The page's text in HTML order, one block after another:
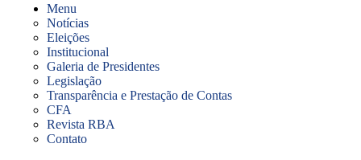
Menu
Notícias
Eleições
Institucional
Galeria de Presidentes
Legislação
Transparência e Prestação de Contas
CFA
Revista RBA
Contato